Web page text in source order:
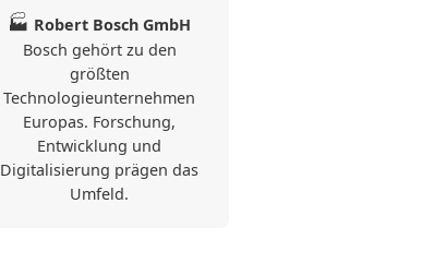
🏭 Robert Bosch GmbH
Bosch gehört zu den
größten
Technologieunternehmen
Europas. Forschung,
Entwicklung und
Digitalisierung prägen das
Umfeld.